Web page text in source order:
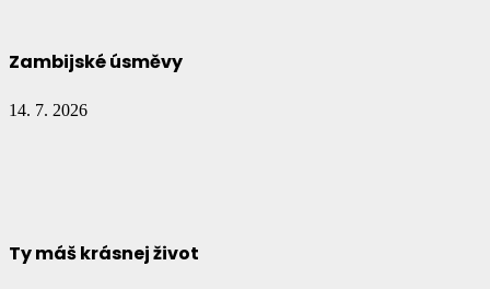
Zambijské úsměvy
14. 7. 2026
Ty máš krásnej život